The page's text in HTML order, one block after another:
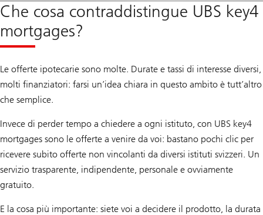
Che cosa contraddistingue UBS key4
mortgages?
Le offerte ipotecarie sono molte. Durate e tassi di interesse diversi,
molti finanziatori: farsi un’idea chiara in questo ambito è tutt’altro
che semplice.
Invece di perder tempo a chiedere a ogni istituto, con UBS key4
mortgages sono le offerte a venire da voi: bastano pochi clic per
ricevere subito offerte non vincolanti da diversi istituti svizzeri. Un
servizio trasparente, indipendente, personale e ovviamente
gratuito.
E la cosa più importante: siete voi a decidere il prodotto, la durata